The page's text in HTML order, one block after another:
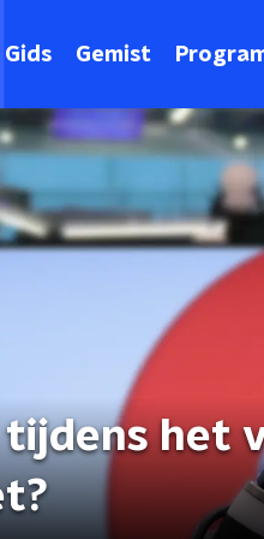
Gids Gemist
het